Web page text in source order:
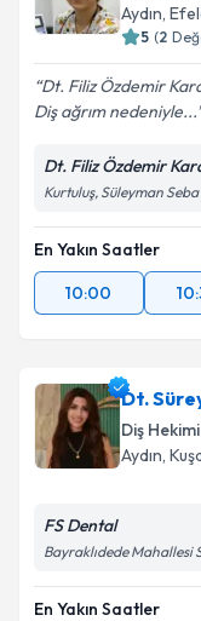
Aydın,
5 (2
Dt. Filiz Özdemir
Diş ağrım nedeniyle...
Dt. Filiz Özdemir
Kurtuluş, Süleyman
En Yakın Saatler
10:00
Dt.
Diş Hekimi
Aydın,
FS Dental
Bayraklıdede Mahallesi
En Yakın Saatler